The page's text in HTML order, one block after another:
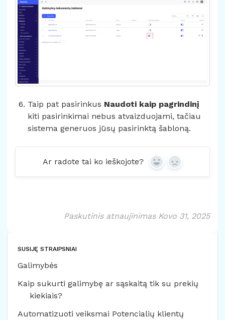
Taip pat pasirinkus Naudoti kaip pagrindinį
kiti pasirinkimai nebus atvaizduojami, tačiau
sistema generuos jūsų pasirinktą šabloną.
Ar radote tai ko ieškojote?
Yes No
Paskutinis atnaujinimas Kovo 31, 2025
SUSIJĘ STRAIPSNIAI
Galimybės
Kaip sukurti galimybę ar sąskaitą tik su prekių
kiekiais?
Automatizuoti veiksmai Potencialių klientų